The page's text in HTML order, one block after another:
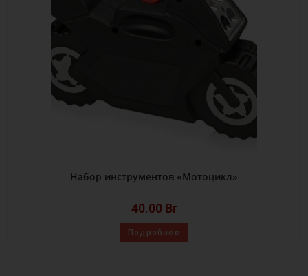
Набор инструментов «Мотоцикл»
40.00 Br
Подробнее